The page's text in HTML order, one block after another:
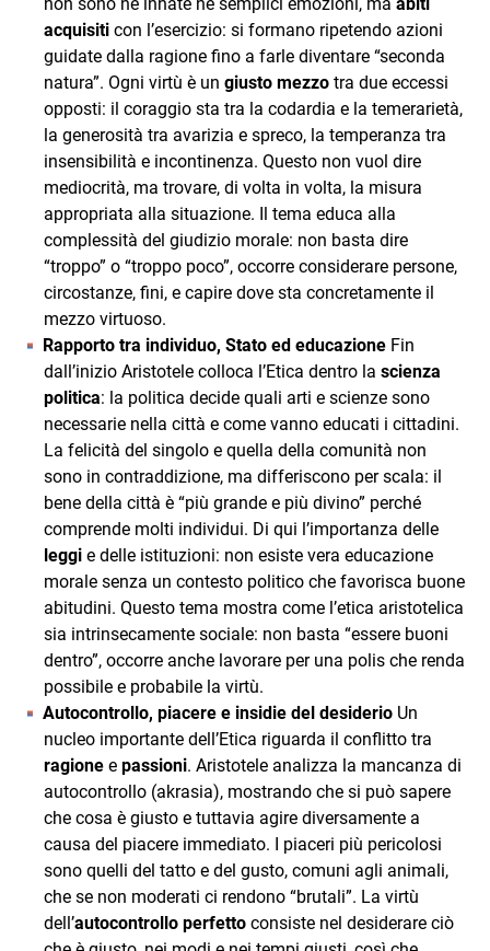
acquisiti con l’esercizio: si formano ripetendo azioni
guidate dalla ragione fino a farle diventare “seconda
natura”. Ogni virtù è un giusto mezzo tra due eccessi
opposti: il coraggio sta tra la codardia e la temerarietà,
la generosità tra avarizia e spreco, la temperanza tra
insensibilità e incontinenza. Questo non vuol dire
mediocrità, ma trovare, di volta in volta, la misura
appropriata alla situazione. Il tema educa alla
complessità del giudizio morale: non basta dire
“troppo” o “troppo poco”, occorre considerare persone,
circostanze, fini, e capire dove sta concretamente il
mezzo virtuoso.
Rapporto tra individuo, Stato ed educazione Fin
dall’inizio Aristotele colloca l’Etica dentro la scienza
politica: la politica decide quali arti e scienze sono
necessarie nella città e come vanno educati i cittadini.
La felicità del singolo e quella della comunità non
sono in contraddizione, ma differiscono per scala: il
bene della città è “più grande e più divino” perché
comprende molti individui. Di qui l’importanza delle
leggi e delle istituzioni: non esiste vera educazione
morale senza un contesto politico che favorisca buone
abitudini. Questo tema mostra come l’etica aristotelica
sia intrinsecamente sociale: non basta “essere buoni
dentro”, occorre anche lavorare per una polis che renda
possibile e probabile la virtù.
Autocontrollo, piacere e insidie del desiderio Un
nucleo importante dell’Etica riguarda il conflitto tra
ragione e passioni. Aristotele analizza la mancanza di
autocontrollo (akrasia), mostrando che si può sapere
che cosa è giusto e tuttavia agire diversamente a
causa del piacere immediato. I piaceri più pericolosi
sono quelli del tatto e del gusto, comuni agli animali,
che se non moderati ci rendono “brutali”. La virtù
dell’autocontrollo perfetto consiste nel desiderare ciò